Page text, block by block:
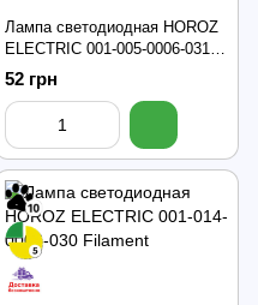
Лампа светодиодная HOROZ
ELECTRIC 001-005-0006-031
ELITE
52 грн